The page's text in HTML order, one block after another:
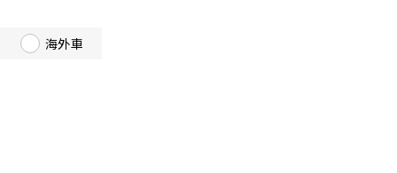
海外車